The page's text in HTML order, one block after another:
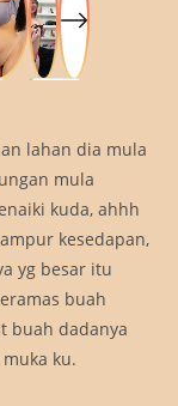
lahan dia mula
mula
kuda, ahhh
kesedapan,
yg besar itu
buah
buah dadanya
ku.